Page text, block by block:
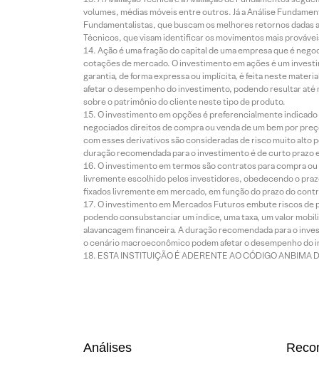
volumes, médias móveis entre outros. Já a Análise
Fundamentalistas, que buscam os melhores retornos
Técnicos, que visam identificar os movimentos mais
Ação é uma fração do capital de uma empresa que é
cotações de mercado. O investimento em ações é um
garantia, de forma expressa ou implícita, é feita neste
afetar o desempenho do investimento, podendo resultar
sobre o patrimônio do cliente neste tipo de produto.
O investimento em opções é preferencialmente
negociados direitos de compra ou venda de um bem por
com esses derivativos são consideradas de risco muito alto
duração recomendada para o investimento é de curto
O investimento em termos são contratos para compra
livremente escolhido pelos investidores, obedecendo o
fixados livremente em mercado, em função do prazo do
O investimento em Mercados Futuros embute riscos
podendo consubstanciar um índice, uma taxa, um valor
alavancagem financeira. A duração recomendada para o
o cenário macroeconômico podem afetar o desempenho do
ESTA INSTITUIÇÃO É ADERENTE AO CÓDIGO ANBIMA
Análises